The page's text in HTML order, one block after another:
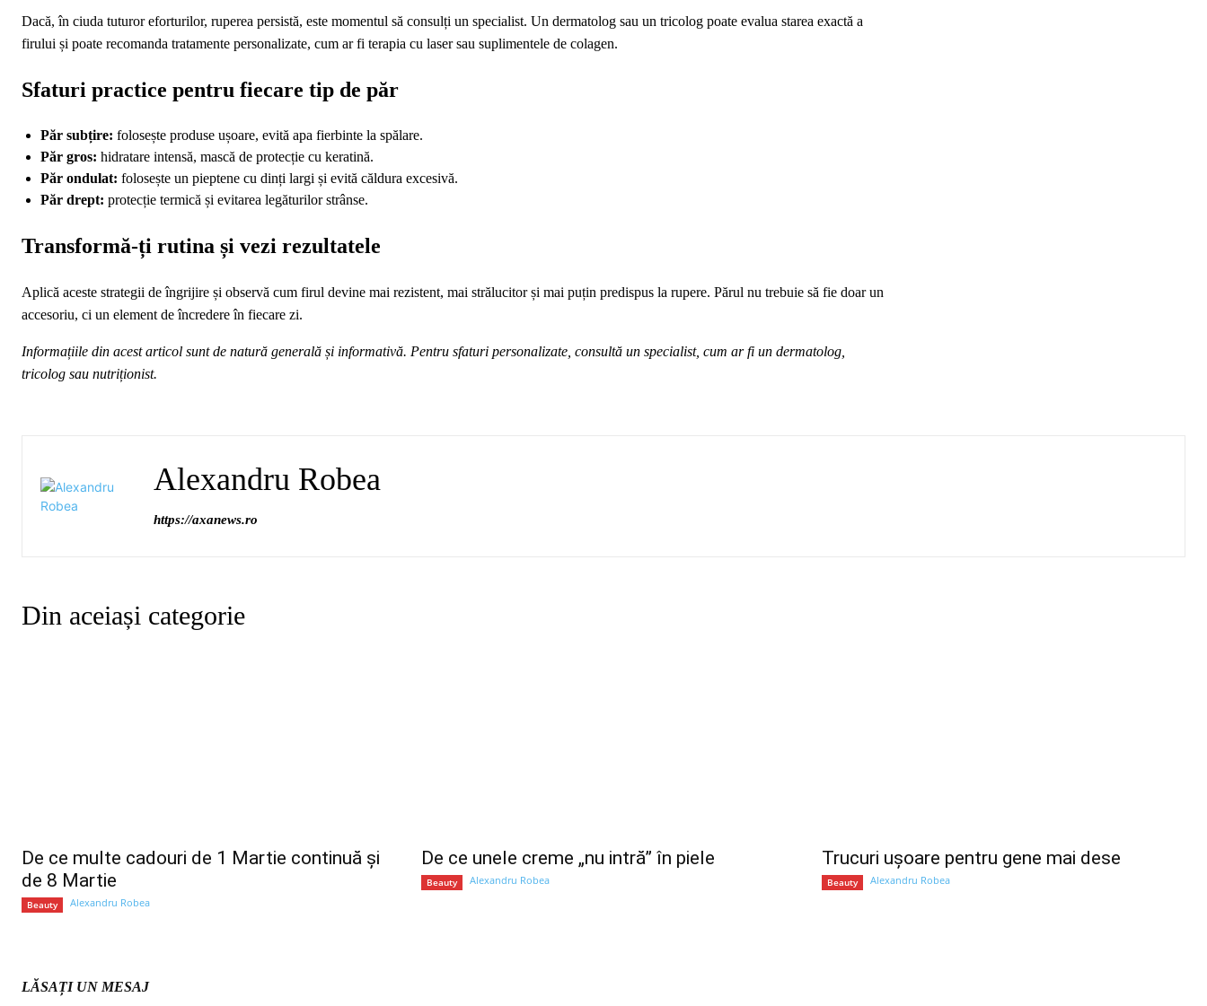
Dacă, în ciuda tuturor eforturilor, ruperea persistă, este momentul să consulți un specialist. Un dermatolog sau un tricolog poate evalua starea exactă a
firului și poate recomanda tratamente personalizate, cum ar fi terapia cu laser sau suplimentele de colagen.
Sfaturi practice pentru fiecare tip de păr
Păr subțire: folosește produse ușoare, evită apa fierbinte la spălare.
Păr gros: hidratare intensă, mască de protecție cu keratină.
Păr ondulat: folosește un pieptene cu dinți largi și evită căldura excesivă.
Păr drept: protecție termică și evitarea legăturilor strânse.
Transformă-ți rutina și vezi rezultatele
Aplică aceste strategii de îngrijire și observă cum firul devine mai rezistent, mai strălucitor și mai puțin predispus la rupere. Părul nu trebuie să fie doar un
accesoriu, ci un element de încredere în fiecare zi.
Informațiile din acest articol sunt de natură generală și informativă. Pentru sfaturi personalizate, consultă un specialist, cum ar fi un dermatolog,
tricolog sau nutriționist.
Alexandru Robea
https://axanews.ro
Din aceiași categorie
De ce multe cadouri de 1 Martie continuă și
de 8 Martie
Beauty Alexandru Robea
De ce unele creme „nu intră” în piele
Beauty Alexandru Robea
Trucuri ușoare pentru gene mai dese
Beauty Alexandru Robea
LĂSAȚI UN MESAJ